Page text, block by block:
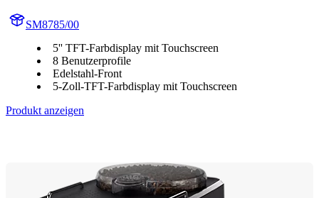
SM8785/00
5'' TFT-Farbdisplay mit Touchscreen
8 Benutzerprofile
Edelstahl-Front
5-Zoll-TFT-Farbdisplay mit Touchscreen
Produkt anzeigen